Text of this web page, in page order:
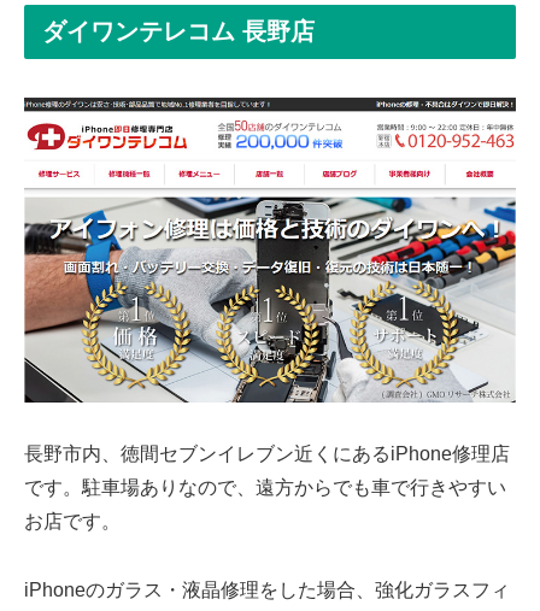
ダイワンテレコム 長野店
長野市内、徳間セブンイレブン近くにあるiPhone修理店
です。駐車場ありなので、遠方からでも車で行きやすい
お店です。
iPhoneのガラス・液晶修理をした場合、強化ガラスフィ